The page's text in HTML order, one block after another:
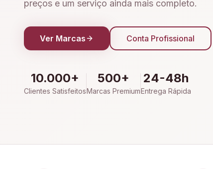
preços e um serviço ainda mais completo.
Ver Marcas Conta Profissional
10.000+
Clientes Satisfeitos
500+
Marcas Premium
24-48h
Entrega Rápida